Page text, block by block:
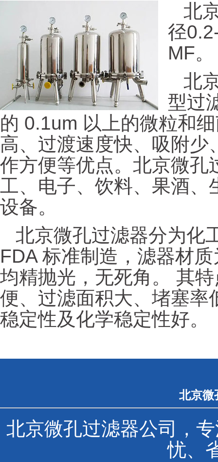
北
径
MF。
北
型过
的 0.1um 以上的微粒和
高、过渡速度快、吸附少
作方便等优点。北京微孔
工、电子、饮料、果酒、
设备。
北京微孔过滤器分为化
FDA 标准制造，滤器材
均精抛光，无死角。 其
便、过滤面积大、堵塞率
稳定性及化学稳定性好。
北京微
北京微孔过滤器公司，
忧、